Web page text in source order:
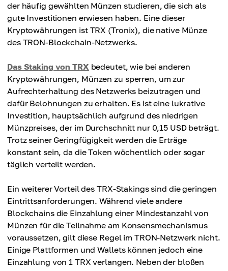
der häufig gewählten Münzen studieren, die sich als
gute Investitionen erwiesen haben. Eine dieser
Kryptowährungen ist TRX (Tronix), die native Münze
des TRON-Blockchain-Netzwerks.
Das Staking von TRX bedeutet, wie bei anderen
Kryptowährungen, Münzen zu sperren, um zur
Aufrechterhaltung des Netzwerks beizutragen und
dafür Belohnungen zu erhalten. Es ist eine lukrative
Investition, hauptsächlich aufgrund des niedrigen
Münzpreises, der im Durchschnitt nur 0,15 USD beträgt.
Trotz seiner Geringfügigkeit werden die Erträge
konstant sein, da die Token wöchentlich oder sogar
täglich verteilt werden.
Ein weiterer Vorteil des TRX-Stakings sind die geringen
Eintrittsanforderungen. Während viele andere
Blockchains die Einzahlung einer Mindestanzahl von
Münzen für die Teilnahme am Konsensmechanismus
voraussetzen, gilt diese Regel im TRON-Netzwerk nicht.
Einige Plattformen und Wallets können jedoch eine
Einzahlung von 1 TRX verlangen. Neben der bloßen